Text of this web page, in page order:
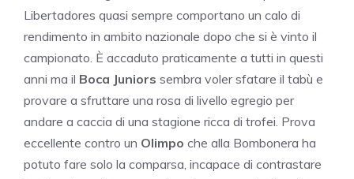
Libertadores quasi sempre comportano un calo di
rendimento in ambito nazionale dopo che si è vinto il
campionato. È accaduto praticamente a tutti in questi
anni ma il Boca Juniors sembra voler sfatare il tabù e
provare a sfruttare una rosa di livello egregio per
andare a caccia di una stagione ricca di trofei. Prova
eccellente contro un Olimpo che alla Bombonera ha
potuto fare solo la comparsa, incapace di contrastare